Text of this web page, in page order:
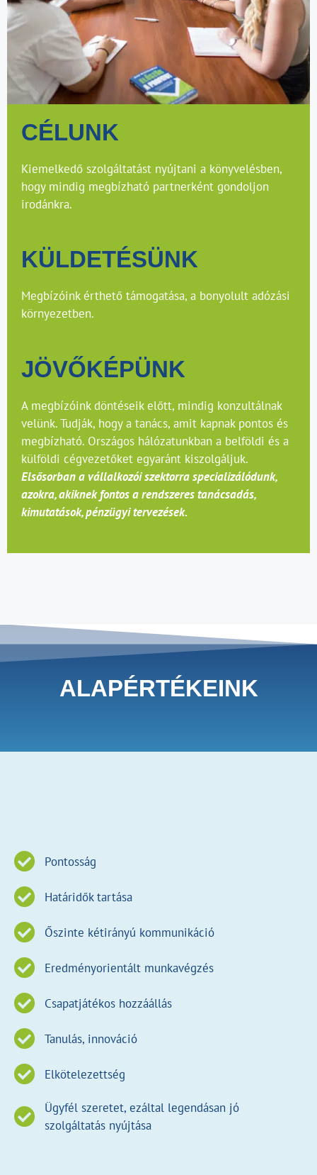
CÉLUNK
Kiemelkedő szolgáltatást nyújtani a könyvelésben,
hogy mindig megbízható partnerként gondoljon
irodánkra.
KÜLDETÉSÜNK
Megbízóink érthető támogatása, a bonyolult adózási
környezetben.
JÖVŐKÉPÜNK
A megbízóink döntéseik előtt, mindig konzultálnak
velünk. Tudják, hogy a tanács, amit kapnak pontos és
megbízható. Országos hálózatunkban a belföldi és a
külföldi cégvezetőket egyaránt kiszolgáljuk.
Elsősorban a vállalkozói szektorra specializálódunk,
azokra, akiknek fontos a rendszeres tanácsadás,
kimutatások, pénzügyi tervezések.
ALAPÉRTÉKEINK
Pontosság
Határidők tartása
Őszinte kétirányú kommunikáció
Eredményorientált munkavégzés
Csapatjátékos hozzáállás
Tanulás, innováció
Elkötelezettség
Ügyfél szeretet, ezáltal legendásan jó
szolgáltatás nyújtása